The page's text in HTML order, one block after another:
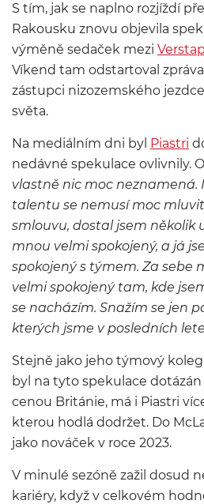
S tím, jak se naplno rozjíždí
Rakousku znovu objevila
výměně sedaček mezi
Víkend tam odstartoval
zástupci nizozemského
světa.
Na mediálním dni byl Piastri
nedávné spekulace ovlivnily.
vlastně nic moc neznamená.
talentu se nemusí moc
smlouvu, dostal jsem několik
mnou velmi spokojený, a já
spokojený s týmem. Za sebe
velmi spokojený tam, kde
se nacházím. Snažím se jen
kterých jsme v posledních
Stejně jako jeho týmový
byl na tyto spekulace
cenou Británie, má i Piastri
kterou hodlá dodržet. Do
jako nováček v roce 2023.
V minulé sezóně zažil dosud
kariéry, když v celkovém